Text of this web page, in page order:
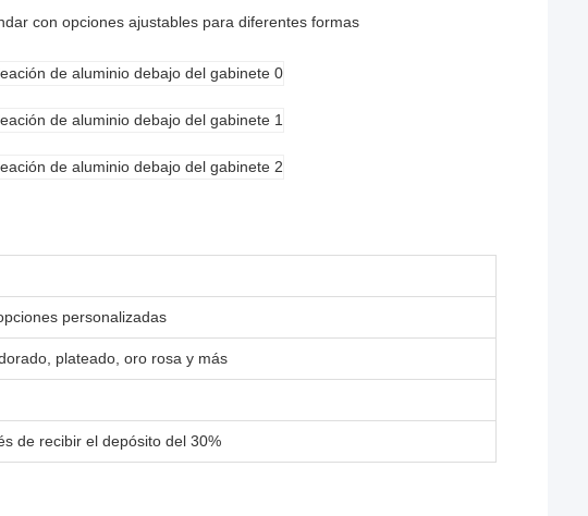
con opciones ajustables para diferentes formas
personalizadas
plateado, oro rosa y más
de recibir el depósito del 30%